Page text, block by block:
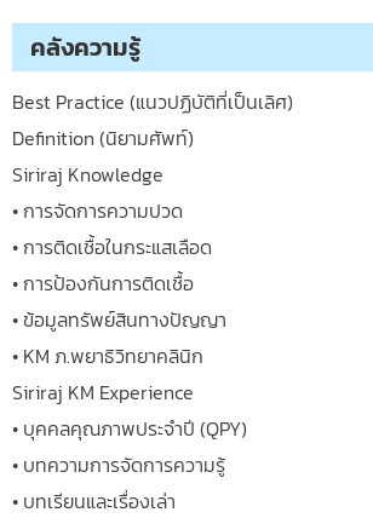
คลังความรู้
Best Practice (แนวปฏิบัติที่เป็นเลิศ)
Definition (นิยามศัพท์)
Siriraj Knowledge
• การจัดการความปวด
• การติดเชื้อในกระแสเลือด
• การป้องกันการติดเชื้อ
• ข้อมูลทรัพย์สินทางปัญญา
• KM ภ.พยาธิวิทยาคลินิก
Siriraj KM Experience
• บุคคลคุณภาพประจำปี (QPY)
• บทความการจัดการความรู้
• บทเรียนและเรื่องเล่า